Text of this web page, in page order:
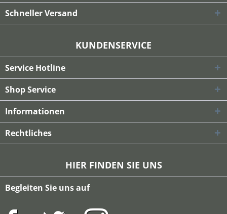
Schneller Versand
KUNDENSERVICE
Service Hotline
Shop Service
Informationen
Rechtliches
HIER FINDEN SIE UNS
Begleiten Sie uns auf